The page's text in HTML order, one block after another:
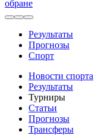
обране
Результаты
Прогнозы
Спорт
Новости спорта
Результаты
Турниры
Статьи
Прогнозы
Трансферы